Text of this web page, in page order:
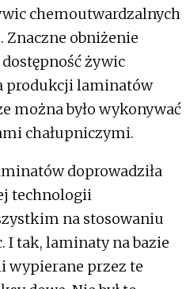
chemoutwardzalnych
Znaczne obniżenie
żywic
produkcji laminatów
można było wykonywać
chałupniczymi.
doprowadziła
technologii
na stosowaniu
I tak, laminaty na bazie
wypierane przez te